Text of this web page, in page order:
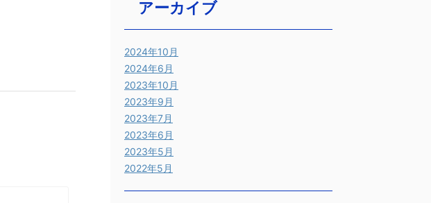
アーカイブ
2024年10月
2024年6月
2023年10月
2023年9月
2023年7月
2023年6月
2023年5月
2022年5月